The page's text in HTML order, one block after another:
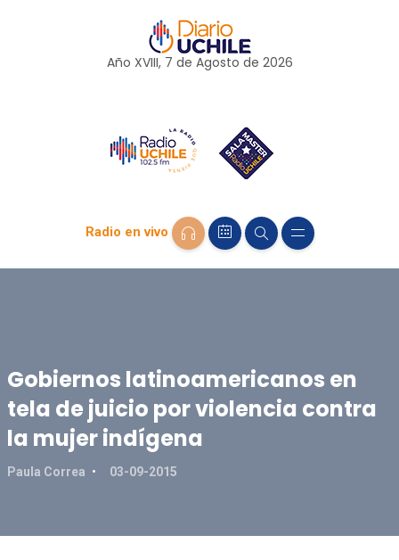
Año XVIII, 7 de Agosto de 2026
Radio en vivo
Gobiernos latinoamericanos en
tela de juicio por violencia contra
la mujer indígena
Paula Correa 03-09-2015